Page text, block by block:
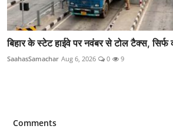
बिहार के स्टेट हाईवे पर नवंबर से टोल टैक्स, सिर्फ
SaahasSamachar Aug 6, 2026 0 9
Comments